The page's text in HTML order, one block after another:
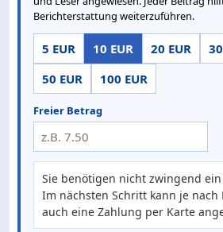
Berichterstattung weiterzuführen.
5 EUR 10 EUR 20 EUR
50 EUR
100 EUR
Freier Betrag
Sie benötigen nicht zwingend ein
Im nächsten Schritt kann je nach
auch eine Zahlung per Karte